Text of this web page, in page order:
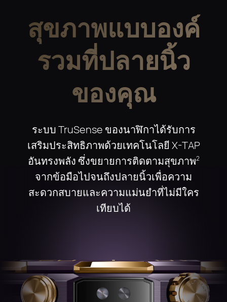
สุขภาพแบบองค์
รวมที่ปลายนิ้ว
ของคุณ
ระบบ TruSense ของนาฬิกาได้รับการ
เสริมประสิทธิภาพด้วยเทคโนโลยี X-TAP
อันทรงพลัง ซึ่งขยายการติดตามสุขภาพ2
จากข้อมือไปจนถึงปลายนิ้วเพื่อความ
สะดวกสบายและความแม่นยําที่ไม่มีใคร
เทียบได้